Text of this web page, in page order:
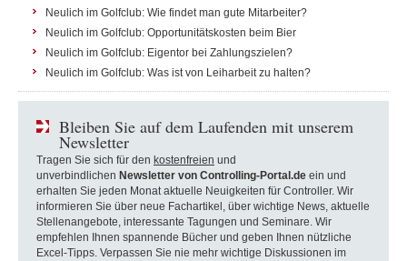
Neulich im Golfclub: Wie findet man gute Mitarbeiter?
Neulich im Golfclub: Opportunitätskosten beim Bier
Neulich im Golfclub: Eigentor bei Zahlungszielen?
Neulich im Golfclub: Was ist von Leiharbeit zu halten?
Bleiben Sie auf dem Laufenden mit unserem
Newsletter
Tragen Sie sich für den kostenfreien und
unverbindlichen Newsletter von Controlling-Portal.de ein und
erhalten Sie jeden Monat aktuelle Neuigkeiten für Controller. Wir
informieren Sie über neue Fachartikel, über wichtige News, aktuelle
Stellenangebote, interessante Tagungen und Seminare. Wir
empfehlen Ihnen spannende Bücher und geben Ihnen nützliche
Excel-Tipps. Verpassen Sie nie mehr wichtige Diskussionen im